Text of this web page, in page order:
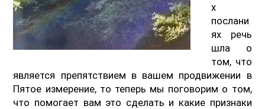
х
послани
ях речь
шла о
том, что
является препятствием в вашем продвижении в
Пятое измерение, то теперь мы поговорим о том,
что помогает вам это сделать и какие признаки